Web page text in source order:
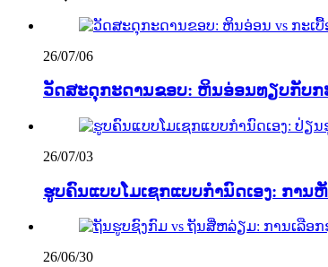
26/07/06
ວັດສະດຸກະດານຂອບ: ຫິນອ່ອນທຽບກັບກະ
26/07/03
ຮູບຄົນແບບໂມເຊກແບບກຳນົດເອງ: ການ
26/06/30